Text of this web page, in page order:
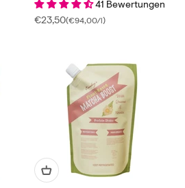
41 Bewertungen
Angebot
€23,50(€94,00/l)